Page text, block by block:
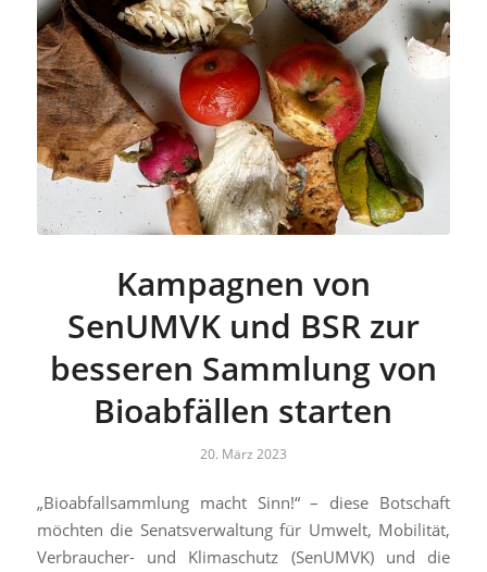
Kampagnen von
SenUMVK und BSR zur
besseren Sammlung von
Bioabfällen starten
20. März 2023
„Bioabfallsammlung macht Sinn!“ – diese Botschaft
möchten die Senatsverwaltung für Umwelt, Mobilität,
Verbraucher- und Klimaschutz (SenUMVK) und die